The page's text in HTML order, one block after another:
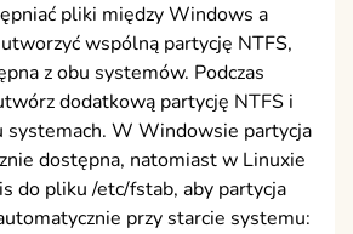
pliki między Windows a
wspólną partycję NTFS,
z obu systemów. Podczas
dodatkową partycję NTFS i
systemach. W Windowsie partycja
dostępna, natomiast w Linuxie
do pliku /etc/fstab, aby partycja
przy starcie systemu: